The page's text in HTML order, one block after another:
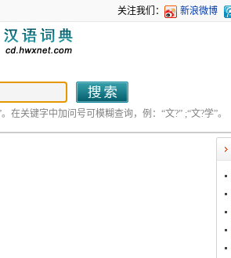
关注我们： 新浪微博
在关键字中加问号可模糊查询，例：“文?” ;“文?学”。